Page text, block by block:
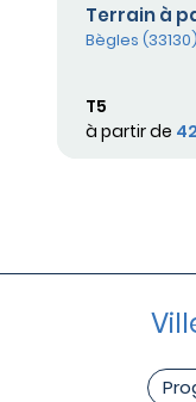
Terrain à
Bègles (33130)
T5
à partir de